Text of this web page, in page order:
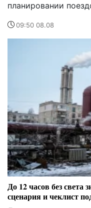
планировании
09:50 08.08
До 12 часов без света
сценария и чеклист